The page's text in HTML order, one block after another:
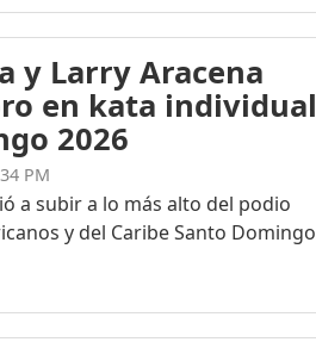
y Larry Aracena
en kata individual
2026
PM
a subir a lo más alto del podio
y del Caribe Santo Domingo